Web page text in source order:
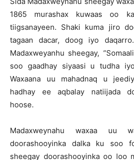
1865 murashax kuwaas oo
tiigsanayeen. Shaki kuma jiro
tagaan dacar, doog iyo
Madaxweyanhu sheegay,
soo gaadhay siyaasi u tudha
Waxaana uu mahadnaq u
hadhay ee aqbalay natiijada
hoose.
Madaxweynahu waxaa uu
doorashooyinka dalka ku soo
sheegay doorashooyinka oo loo